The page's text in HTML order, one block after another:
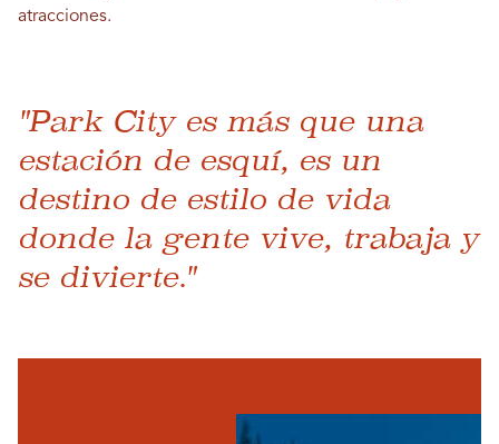
atracciones.
"Park City es más que una
estación de esquí, es un
destino de estilo de vida
donde la gente vive, trabaja y
se divierte."